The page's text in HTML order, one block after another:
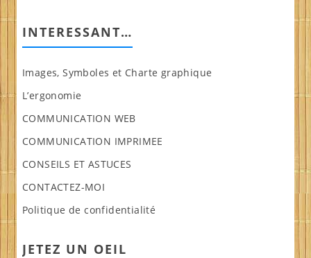
INTERESSANT…
Images, Symboles et Charte graphique
L’ergonomie
COMMUNICATION WEB
COMMUNICATION IMPRIMEE
CONSEILS ET ASTUCES
CONTACTEZ-MOI
Politique de confidentialité
JETEZ UN OEIL